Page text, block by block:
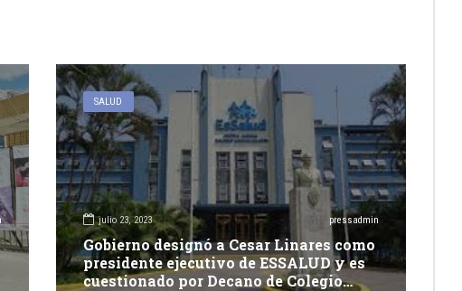
SALUD
julio 23, 2023 pressadmin
Gobierno designó a Cesar Linares como
presidente ejecutivo de ESSALUD y es
cuestionado por Decano de Colegio